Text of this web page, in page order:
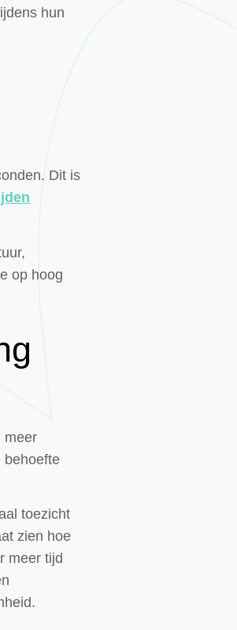
hun
Dit is
op hoog
meer
behoefte
toezicht
zien hoe
meer tijd